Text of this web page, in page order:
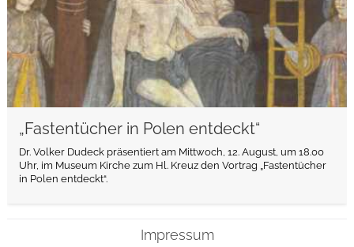
„Fastentücher in Polen entdeckt“
Dr. Volker Dudeck präsentiert am Mittwoch, 12. August, um 18.00
Uhr, im Museum Kirche zum Hl. Kreuz den Vortrag „Fastentücher
in Polen entdeckt“.
Impressum